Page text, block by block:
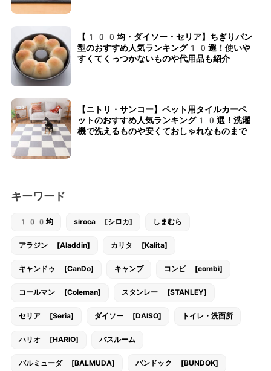
【100均・ダイソー・セリア】ちぎりパン
型のおすすめ人気ランキング10選！使いや
すくてくっつかないものや代用品も紹介
【ニトリ・サンコー】ペット用タイルカーペ
ットのおすすめ人気ランキング10選！洗濯
機で洗えるものや安くておしゃれなものまで
キーワード
100均 siroca [シロカ] しまむら
アラジン [Aladdin] カリタ [Kalita]
キャンドゥ [CanDo] キャンプ コンビ [combi]
コールマン [Coleman] スタンレー [STANLEY]
セリア [Seria] ダイソー [DAISO] トイレ・洗面所
ハリオ [HARIO] バスルーム
バルミューダ [BALMUDA] バンドック [BUNDOK]